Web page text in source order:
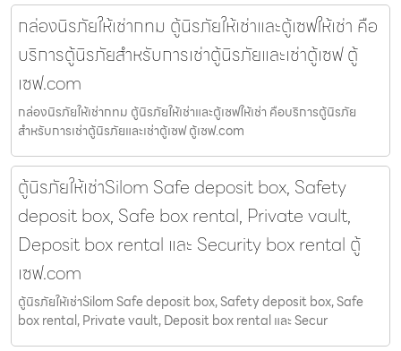
กล่องนิรภัยให้เช่ากทม ตู้นิรภัยให้เช่าและตู้เซฟให้เช่า คือ
บริการตู้นิรภัยสำหรับการเช่าตู้นิรภัยและเช่าตู้เซฟ ตู้
เซฟ.com
กล่องนิรภัยให้เช่ากทม ตู้นิรภัยให้เช่าและตู้เซฟให้เช่า คือบริการตู้นิรภัย
สำหรับการเช่าตู้นิรภัยและเช่าตู้เซฟ ตู้เซฟ.com
ตู้นิรภัยให้เช่าSilom Safe deposit box, Safety
deposit box, Safe box rental, Private vault,
Deposit box rental และ Security box rental ตู้
เซฟ.com
ตู้นิรภัยให้เช่าSilom Safe deposit box, Safety deposit box, Safe
box rental, Private vault, Deposit box rental และ Secur